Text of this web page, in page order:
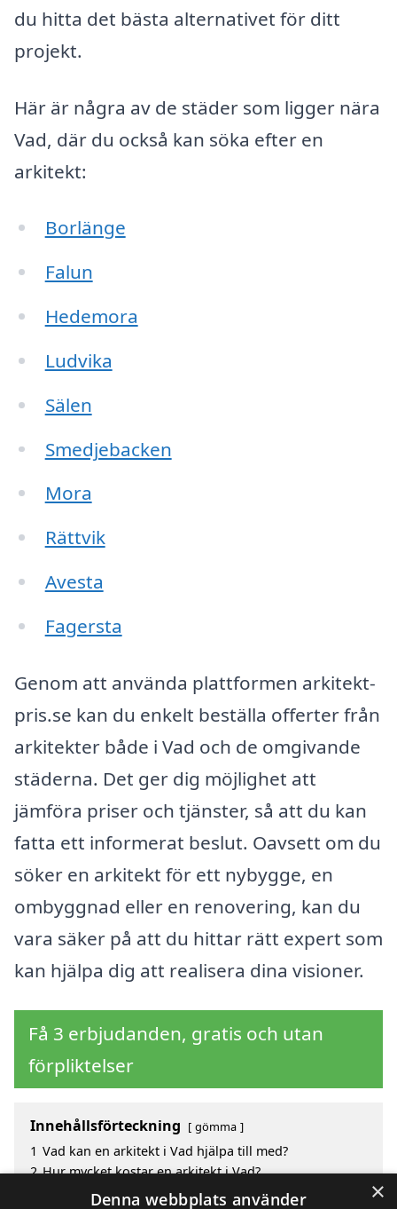
du hitta det bästa alternativet för ditt
projekt.
Här är några av de städer som ligger nära
Vad, där du också kan söka efter en
arkitekt:
Borlänge
Falun
Hedemora
Ludvika
Sälen
Smedjebacken
Mora
Rättvik
Avesta
Fagersta
Genom att använda plattformen arkitekt-
pris.se kan du enkelt beställa offerter från
arkitekter både i Vad och de omgivande
städerna. Det ger dig möjlighet att
jämföra priser och tjänster, så att du kan
fatta ett informerat beslut. Oavsett om du
söker en arkitekt för ett nybygge, en
ombyggnad eller en renovering, kan du
vara säker på att du hittar rätt expert som
kan hjälpa dig att realisera dina visioner.
Få 3 erbjudanden, gratis och utan
förpliktelser
Innehållsförteckning gömma
1 Vad kan en arkitekt i Vad hjälpa till med?
2 Hur mycket kostar en arkitekt i Vad?
Fördelar med att välja arkitekt i Vad
×
Denna webbplats använder